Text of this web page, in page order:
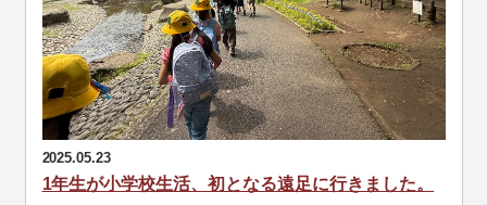
2025.05.23
1年生が小学校生活、初となる遠足に行きました。